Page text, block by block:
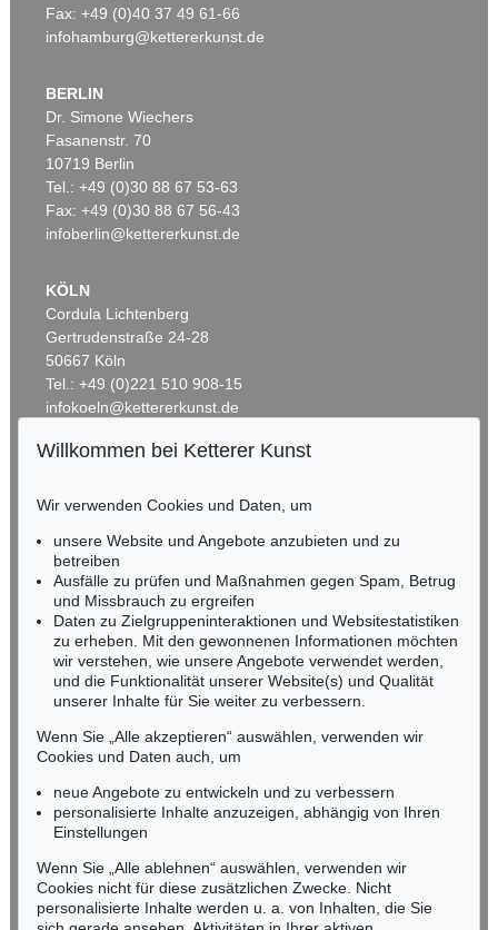
ARNULF RAINER
Eikopfbüste, 1959
Ergebnis:€ 187.500
Auktion 525 - Lot 245
Ohne Titel
, 1959
Ergebnis:€ 175.000
Auktion 606 - Lot 6
ARNULF RAINER
Übermalte Übermalung, 1956
Ergebnis:€ 154.800
ARNULF RAINER
Übermalung, 1957
Ergebnis:€ 146.050
Fax: +49 (0)40 37 49 61-66
infohamburg@kettererkunst.de
BERLIN
Dr. Simone Wiechers
Fasanenstr. 70
10719 Berlin
Tel.: +49 (0)30 88 67 53-63
Fax: +49 (0)30 88 67 56-43
infoberlin@kettererkunst.de
KÖLN
Cordula Lichtenberg
Gertrudenstraße 24-28
50667 Köln
Tel.: +49 (0)221 510 908-15
infokoeln@kettererkunst.de
RHEINLAND-PFALZ
Miriam Heß
Tel.: +49 (0)62 21 58 80-038
Fax: +49 (0)62 21 58 80-595
infoheidelberg@kettererkunst.de
NORDDEUTSCHLAND
Nico Kassel, M.A.
Tel.: +49 (0)89 55244-164
Mobil: +49 (0)171 8618661
n.kassel@kettererkunst.de
Keine Auktion mehr verpassen!
Wir informieren Sie rechtzeitig.
Willkommen bei Ketterer Kunst
Wir verwenden Cookies und Daten, um
unsere Website und Angebote anzubieten und zu
betreiben
Ausfälle zu prüfen und Maßnahmen gegen Spam, Betrug
und Missbrauch zu ergreifen
Daten zu Zielgruppeninteraktionen und Websitestatistiken
zu erheben. Mit den gewonnenen Informationen möchten
wir verstehen, wie unsere Angebote verwendet werden,
und die Funktionalität unserer Website(s) und Qualität
unserer Inhalte für Sie weiter zu verbessern.
Wenn Sie „Alle akzeptieren“ auswählen, verwenden wir
Cookies und Daten auch, um
neue Angebote zu entwickeln und zu verbessern
personalisierte Inhalte anzuzeigen, abhängig von Ihren
Einstellungen
Wenn Sie „Alle ablehnen“ auswählen, verwenden wir
Cookies nicht für diese zusätzlichen Zwecke. Nicht
personalisierte Inhalte werden u. a. von Inhalten, die Sie